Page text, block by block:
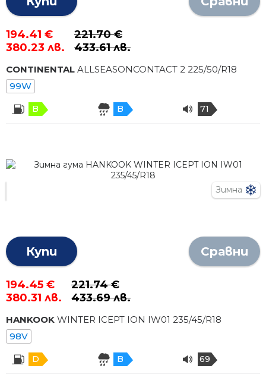
194.41 €
380.23 лв.
221.70 €
433.61 лв.
CONTINENTAL ALLSEASONCONTACT 2 225/50/R18
99W
B B 71
Зимна
Купи Сравни
194.45 €
380.31 лв.
221.74 €
433.69 лв.
HANKOOK WINTER ICEPT ION IW01 235/45/R18
98V
D B 69